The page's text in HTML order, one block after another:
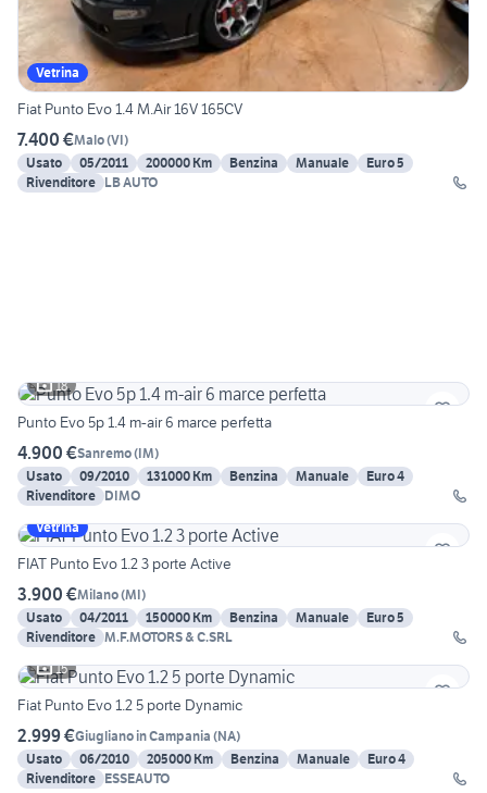
Vetrina
Fiat Punto Evo 1.4 M.Air 16V 165CV
7.400 €Malo(VI)
Usato
05/2011 200000 Km Benzina Manuale
Euro 5
Rivenditore LB AUTO
18
Punto Evo 5p 1.4 m-air 6 marce perfetta
4.900 €Sanremo(IM)
Usato
09/2010 131000 Km Benzina Manuale
Euro 4
Rivenditore DIMO
Vetrina
FIAT Punto Evo 1.2 3 porte Active
3.900 €Milano(MI)
Usato
04/2011 150000 Km Benzina Manuale
Euro 5
Rivenditore M.F.MOTORS & C.SRL
15
Fiat Punto Evo 1.2 5 porte Dynamic
2.999 €Giugliano in Campania (NA)
Usato
06/2010 205000 Km Benzina Manuale
Euro 4
Rivenditore ESSEAUTO